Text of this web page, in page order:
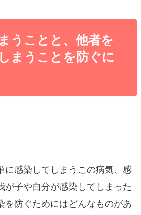
うことと、他者を
まうことを防ぐに
に感染してしまうこの病気、感
が子や自分が感染してしまった
を防ぐためにはどんなものがあ